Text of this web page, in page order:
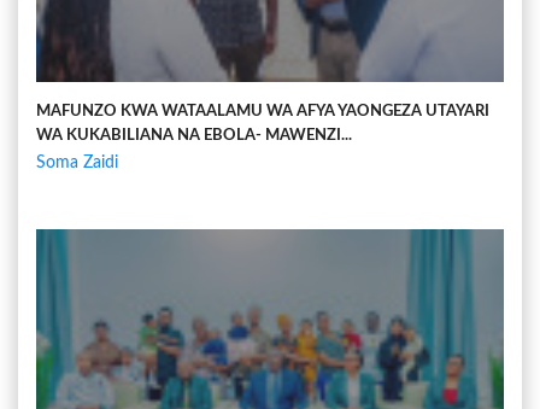
MAFUNZO KWA WATAALAMU WA AFYA YAONGEZA UTAYARI
WA KUKABILIANA NA EBOLA- MAWENZI...
Soma Zaidi